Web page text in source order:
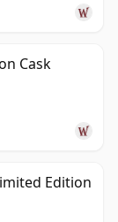
Cask
Edition